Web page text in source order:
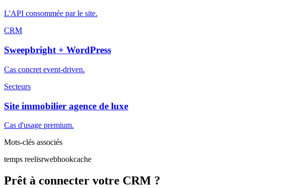
L'API consommée par le site.
CRM
Sweepbright + WordPress
Cas concret event-driven.
Secteurs
Site immobilier agence de luxe
Cas d'usage premium.
Mots-clés associés
temps reelisrwebhookcache
Prêt à connecter votre CRM ?